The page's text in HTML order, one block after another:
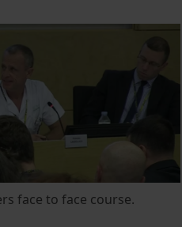
face to face course.